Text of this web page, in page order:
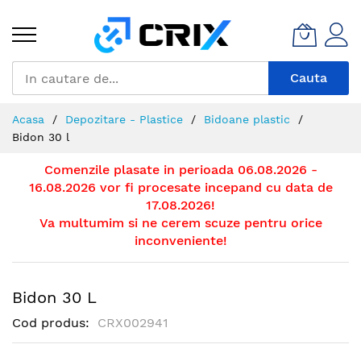
Continut
Cauta
Acasa Depozitare - Plastice
Bidoane plastic
Bidon 30 l
Comenzile plasate in perioada 06.08.2026 -
16.08.2026 vor fi procesate incepand cu data de
17.08.2026!
Va multumim si ne cerem scuze pentru orice
inconveniente!
Bidon 30 L
Cod produs CRX002941